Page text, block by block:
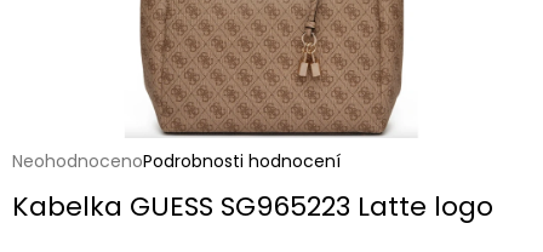
Průměrné
produktu
NeohodnocenoPodrobnosti hodnocení
Kabelka GUESS SG965223 Latte logo